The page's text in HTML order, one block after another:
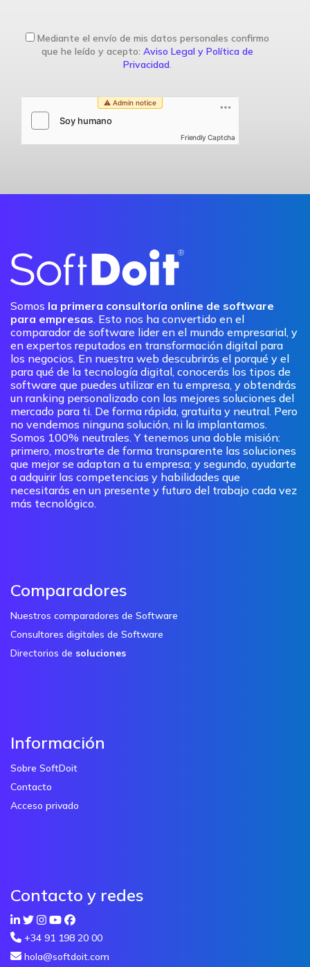
Mediante el envío de mis datos personales confirmo
que he leído y acepto: Aviso Legal y Política de
Privacidad.
Friendly Captcha
Somos la primera consultoría online de software
para empresas. Esto nos ha convertido en el
comparador de software lider en el mundo empresarial, y
en expertos reputados en transformación digital para
los negocios. En nuestra web descubrirás el porqué y el
para qué de la tecnología digital, conocerás los tipos de
software que puedes utilizar en tu empresa, y obtendrás
un ranking personalizado con las mejores soluciones del
mercado para ti. De forma rápida, gratuita y neutral. Pero
no vendemos ninguna solución, ni la implantamos.
Somos 100% neutrales. Y tenemos una doble misión:
primero, mostrarte de forma transparente las soluciones
que mejor se adaptan a tu empresa; y segundo, ayudarte
a adquirir las competencias y habilidades que
necesitarás en un presente y futuro del trabajo cada vez
más tecnológico.
Comparadores
Nuestros comparadores de Software
Consultores digitales de Software
Directorios de soluciones
Información
Sobre SoftDoit
Contacto
Acceso privado
Contacto y redes
+34 91 198 20 00
hola@softdoit.com